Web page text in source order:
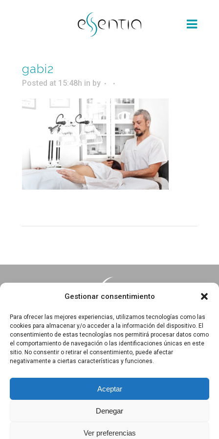
Gestionar consentimiento
Para ofrecer las mejores experiencias, utilizamos tecnologías como las
cookies para almacenar y/o acceder a la información del dispositivo. El
consentimiento de estas tecnologías nos permitirá procesar datos como
el comportamiento de navegación o las identificaciones únicas en este
sitio. No consentir o retirar el consentimiento, puede afectar
negativamente a ciertas características y funciones.
Aceptar
Denegar
Ver preferencias
gabi2
Posted at 15:48h in by
Essentia · Espacio Terapéutico y Escuela de Yoga
C/Arrabal 25, 1°A y 1ºB 39003
Santander, Cantabria
618 836 285||618 836 218
|Aviso Legal|